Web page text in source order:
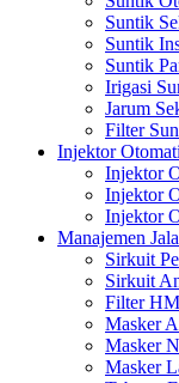
Suntik
Suntik
Suntik
Irigasi
Jarum
Filter
Injektor
Injektor
Injektor
Injektor
Manajemen
Sirkuit
Sirkuit
Filter
Masker
Masker
Masker